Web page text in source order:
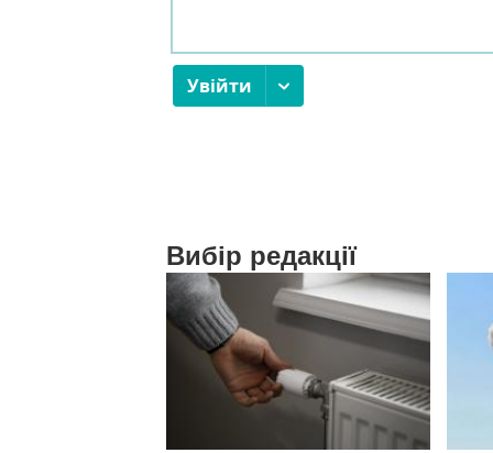
Вибір редакції